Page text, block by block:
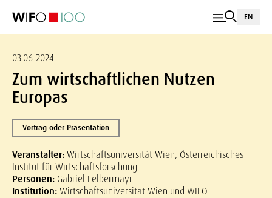
EN
03.06.2024
Zum wirtschaftlichen Nutzen
Europas
Vortrag oder Präsentation
Veranstalter:Wirtschaftsuniversität Wien, Österreichisches
Institut für Wirtschaftsforschung
Personen: Gabriel Felbermayr
Institution:Wirtschaftsuniversität Wien und WIFO